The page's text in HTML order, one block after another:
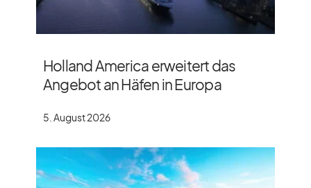
Holland America erweitert das
Angebot an Häfen in Europa
5. August 2026